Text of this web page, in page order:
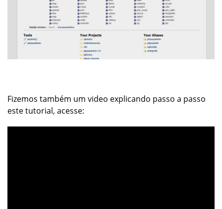
Fizemos também um video explicando passo a passo
este tutorial, acesse: